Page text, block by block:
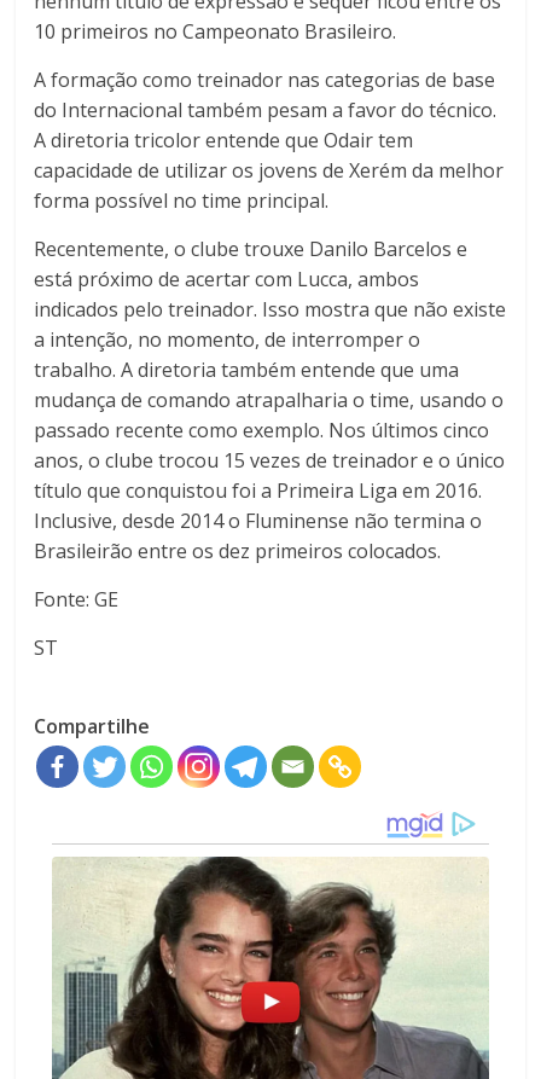
10 primeiros no Campeonato Brasileiro.
A formação como treinador nas categorias de base
do Internacional também pesam a favor do técnico.
A diretoria tricolor entende que Odair tem
capacidade de utilizar os jovens de Xerém da melhor
forma possível no time principal.
Recentemente, o clube trouxe Danilo Barcelos e
está próximo de acertar com Lucca, ambos
indicados pelo treinador. Isso mostra que não existe
a intenção, no momento, de interromper o
trabalho. A diretoria também entende que uma
mudança de comando atrapalharia o time, usando o
passado recente como exemplo. Nos últimos cinco
anos, o clube trocou 15 vezes de treinador e o único
título que conquistou foi a Primeira Liga em 2016.
Inclusive, desde 2014 o Fluminense não termina o
Brasileirão entre os dez primeiros colocados.
Fonte: GE
ST
Compartilhe